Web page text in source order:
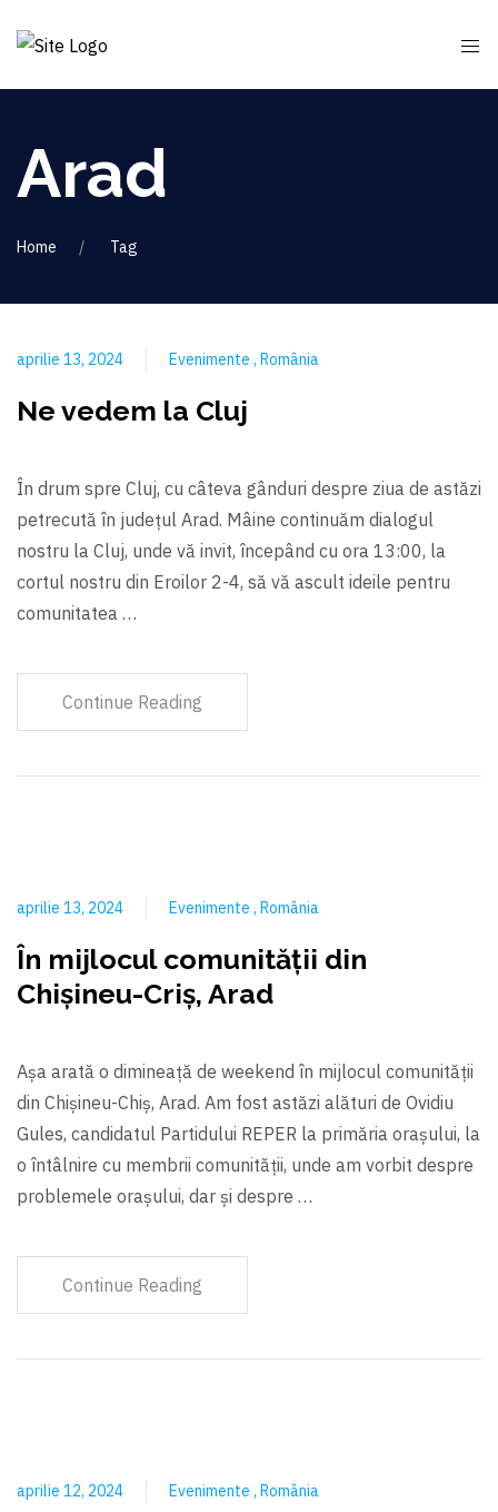
Arad
Home Tag
aprilie 13, 2024 Evenimente România
Ne vedem la Cluj
În drum spre Cluj, cu câteva gânduri despre ziua de astăzi
petrecută în județul Arad. Mâine continuăm dialogul
nostru la Cluj, unde vă invit, începând cu ora 13:00, la
cortul nostru din Eroilor 2-4, să vă ascult ideile pentru
comunitatea …
Continue Reading
aprilie 13, 2024 Evenimente România
În mijlocul comunității din
Chișineu-Criș, Arad
Așa arată o dimineață de weekend în mijlocul comunității
din Chișineu-Chiș, Arad. Am fost astăzi alături de Ovidiu
Gules, candidatul Partidului REPER la primăria orașului, la
o întâlnire cu membrii comunității, unde am vorbit despre
problemele orașului, dar și despre …
Continue Reading
aprilie 12, 2024 Evenimente România